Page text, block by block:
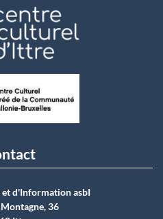
et d'Information asbI
Montagne, 36